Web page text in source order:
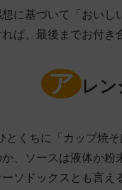
に基づいて「おい
ば、最後までお付き
ア レ
とくちに「カップ焼
か、ソースは液体か
ソドックスとも言